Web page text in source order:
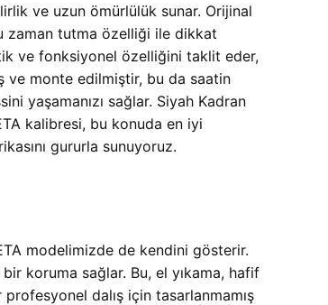
ve uzun ömürlülük sunar. Orijinal
zaman tutma özelliği ile dikkat
ve fonksiyonel özelliğini taklit eder,
ve monte edilmiştir, bu da saatin
yaşamanızı sağlar. Siyah Kadran
kalibresi, bu konuda en iyi
gururla sunuyoruz.
modelimizde de kendini gösterir.
koruma sağlar. Bu, el yıkama, hafif
dalış için tasarlanmamış